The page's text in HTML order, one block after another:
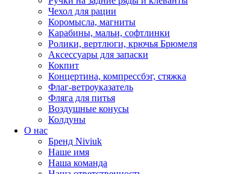
Чехол для рации
Коромысла, магниты
Карабины, мальи, софтлинки
Ролики, вертлюги, крючья Брюмеля
Аксессуары для запаски
Кокпит
Концертина, компрессбэг, стяжка
Флаг-ветроуказатель
Фляга для питья
Воздушные конусы
Колдуны
О нас
Бренд Niviuk
Наше имя
Наша команда